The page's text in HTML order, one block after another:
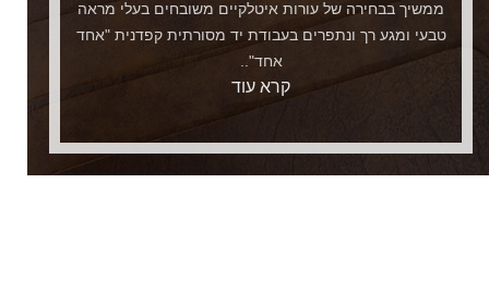
ממשיך בבחירה של עורות איטלקיים משובחים בעלי מראה
טבעי ומגע רך ונתפרים בעבודת יד מסורתית קפדנית "אחד
אחד"..
קרא עוד